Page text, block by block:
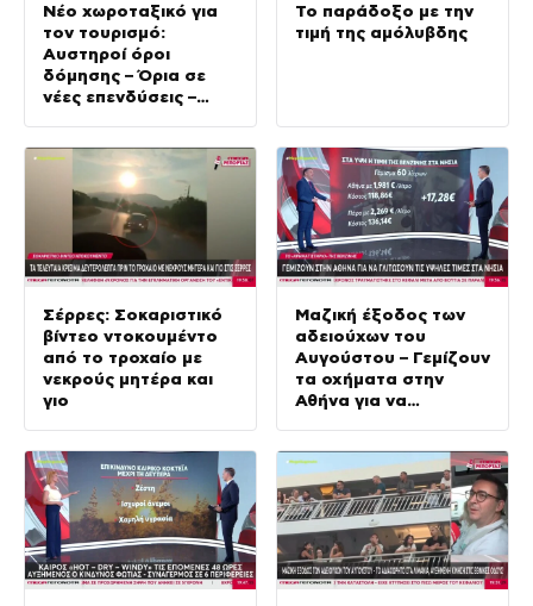
Νέο χωροταξικό για
τον τουρισμό:
Αυστηροί όροι
δόμησης – Όρια σε
νέες επενδύσεις –
Το παράδοξο με την
τιμή της αμόλυβδης
Σέρρες: Σοκαριστικό
βίντεο ντοκουμέντο
από το τροχαίο με
νεκρούς μητέρα και
γιο
Μαζική έξοδος των
αδειούχων του
Αυγούστου – Γεμίζουν
τα οχήματα στην
Αθήνα για να